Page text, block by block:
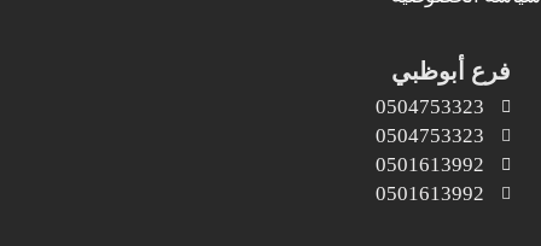
فرع أبوظبي
0504753323
0504753323
0501613992
0501613992